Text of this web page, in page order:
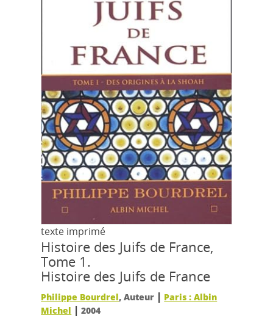
texte imprimé
Histoire des Juifs de France,
Tome 1.
Histoire des Juifs de France
Philippe Bourdrel, Auteur | Paris : Albin
Michel |2004